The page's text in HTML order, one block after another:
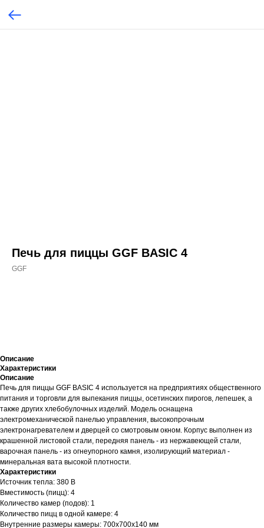
Печь для пиццы GGF BASIC 4
GGF
Описание
Характеристики
Описание
Печь для пиццы GGF BASIC 4 используется на предприятиях общественного
питания и торговли для выпекания пиццы, осетинских пирогов, лепешек, а
также других хлебобулочных изделий. Модель оснащена
электромеханической панелью управления, высокопрочным
электронагревателем и дверцей со смотровым окном. Корпус выполнен из
крашенной листовой стали, передняя панель - из нержавеющей стали,
варочная панель - из огнеупорного камня, изолирующий материал -
минеральная вата высокой плотности.
Характеристики
Источник тепла: 380 В
Вместимость (пицц): 4
Количество камер (подов): 1
Количество пицц в одной камере: 4
Внутренние размеры камеры: 700х700х140 мм